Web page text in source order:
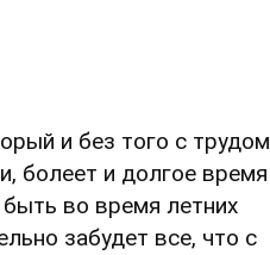
и без того с трудом
болеет и долгое время
во время летних
забудет все, что с